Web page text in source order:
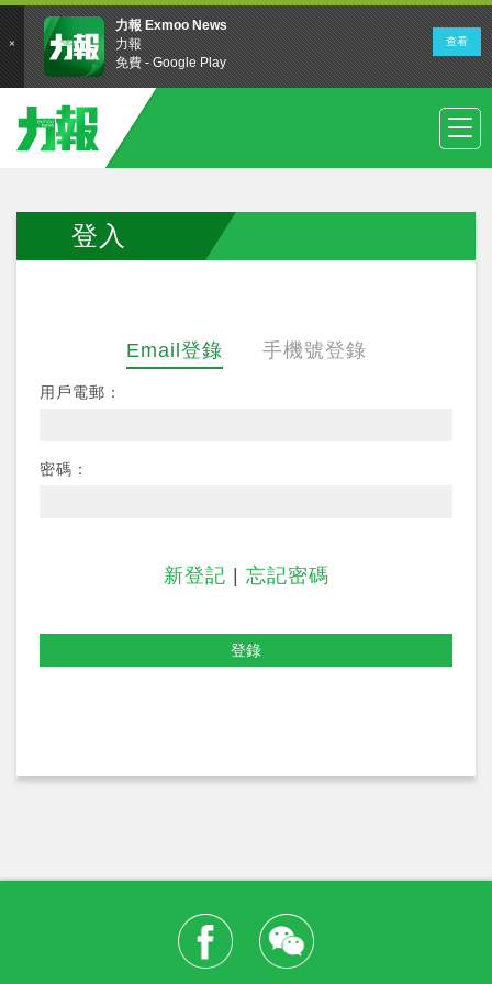
登入
Email登錄 手機號登錄
用戶電郵：
密碼：
新登記 忘記密碼